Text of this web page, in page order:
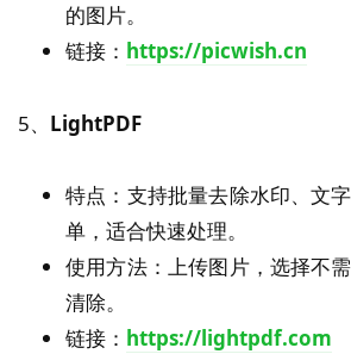
的图片。
链接： https://picwish.cn
5、 LightPDF
特点：支持批量去除水印、文
单，适合快速处理。
使用方法：上传图片，选择不
清除。
链接： https://lightpdf.com